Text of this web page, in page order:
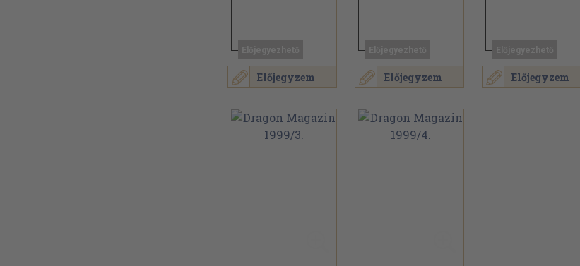
Előjegyzem Előjegyzem Előjegyzem